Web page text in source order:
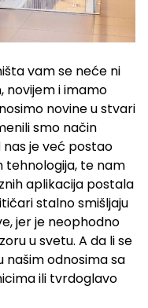
vam se neće ni
novijem i imamo
novine u stvari
smo način
nas je već postao
tehnologija, te nam
aplikacija postala
stalno smišljaju
jer je neophodno
u svetu. A da li se
našim odnosima sa
ili tvrdoglavo